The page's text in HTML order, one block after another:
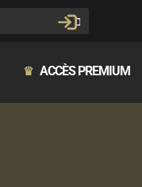
♛ ACCÈS PREMIUM